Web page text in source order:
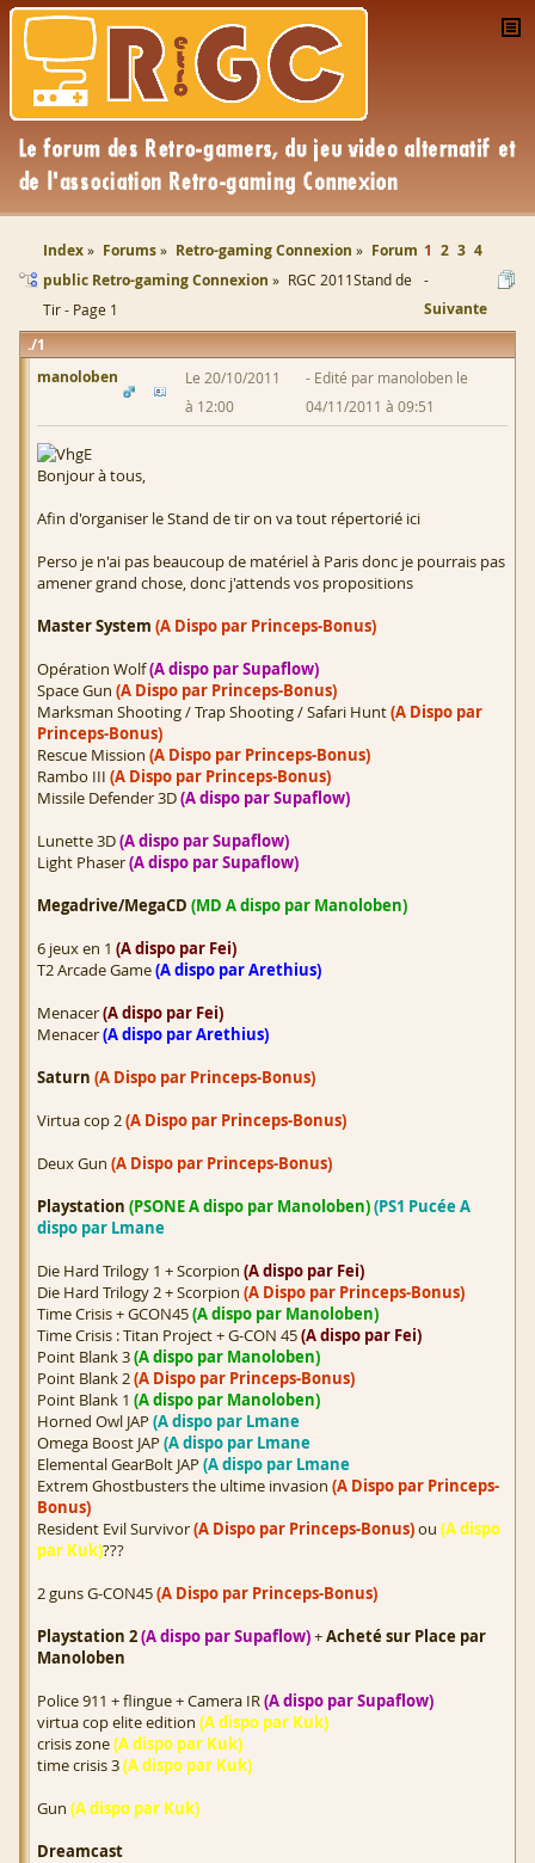
Index Forums Retro-gaming Connexion
Forum
public Retro-gaming Connexion
RGC 2011Stand de
Tir - Page 1
1 2 3 4
Suivante
1
manoloben
Le 20/10/2011
à 12:00
Edité par manoloben le
04/11/2011 à 09:51
Bonjour à tous,
Afin d'organiser le Stand de tir on va tout répertorié ici
Perso je n'ai pas beaucoup de matériel à Paris donc je pourrais pas
amener grand chose, donc j'attends vos propositions
Master System (A Dispo par Princeps-Bonus)
Opération Wolf(A dispo par Supaflow)
Space Gun (A Dispo par Princeps-Bonus)
Marksman Shooting / Trap Shooting / Safari Hunt(A Dispo par
Princeps-Bonus)
Rescue Mission (A Dispo par Princeps-Bonus)
Rambo III (A Dispo par Princeps-Bonus)
Missile Defender 3D(A dispo par Supaflow)
Lunette 3D(A dispo par Supaflow)
Light Phaser(A dispo par Supaflow)
Megadrive/MegaCD (MD A dispo par Manoloben)
6 jeux en 1 (A dispo par Fei)
T2 Arcade Game(A dispo par Arethius)
Menacer(A dispo par Fei)
Menacer(A dispo par Arethius)
Saturn (A Dispo par Princeps-Bonus)
Virtua cop 2(A Dispo par Princeps-Bonus)
Deux Gun (A Dispo par Princeps-Bonus)
Playstation (PSONE A dispo par Manoloben)(PS1 Pucée A
dispo par Lmane
Die Hard Trilogy 1 + Scorpion (A dispo par Fei)
Die Hard Trilogy 2 + Scorpion (A Dispo par Princeps-Bonus)
Time Crisis + GCON45(A dispo par Manoloben)
Time Crisis : Titan Project + G-CON 45(A dispo par Fei)
Point Blank 3(A dispo par Manoloben)
Point Blank 2(A Dispo par Princeps-Bonus)
Point Blank 1 (A dispo par Manoloben)
Horned Owl JAP (A dispo par Lmane
Omega Boost JAP (A dispo par Lmane
Elemental GearBolt JAP (A dispo par Lmane
Extrem Ghostbusters the ultime invasion (A Dispo par Princeps-
Bonus)
Resident Evil Survivor(A Dispo par Princeps-Bonus)ou (A dispo
par Kuk)???
2 guns G-CON45(A Dispo par Princeps-Bonus)
Playstation 2(A dispo par Supaflow)+Acheté sur Place par
Manoloben
Police 911 + flingue + Camera IR(A dispo par Supaflow)
virtua cop elite edition (A dispo par Kuk)
crisis zone(A dispo par Kuk)
time crisis 3(A dispo par Kuk)
Gun (A dispo par Kuk)
Dreamcast